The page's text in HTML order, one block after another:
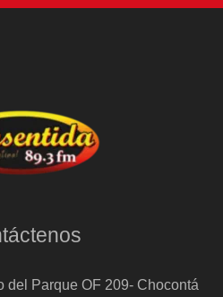
del Parque OF 209- Chocontá